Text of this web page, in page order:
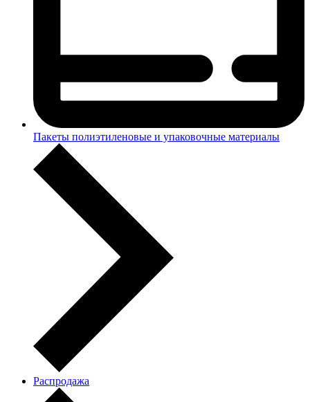
Пакеты полиэтиленовые и упаковочные материалы
Распродажа